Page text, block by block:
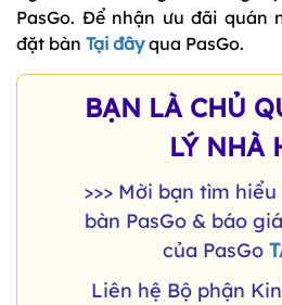
PasGo. Để nhận ưu đãi quán
đặt bàn Tại đâyqua PasGo.
BẠN LÀ CHỦ
LÝ NHÀ
>>> Mời bạn tìm
bàn PasGo & báo
của PasGo
Liên hệ Bộ phận